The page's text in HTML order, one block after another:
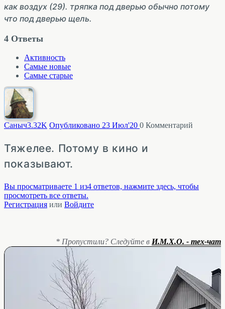
как воздух (29). тряпка под дверью обычно потому
что под дверью щель.
4 Ответы
Активность
Самые новые
Самые старые
Саныч3.32K Опубликовано 23 Июл'20 0 Комментарий
Тяжелее. Потому в кино и
показывают.
Вы просматриваете 1 из4 ответов, нажмите здесь, чтобы
просмотреть все ответы.
Регистрация или Войдите
* Пропустили? Следуйте в И.М.Х.О. - тех-чат